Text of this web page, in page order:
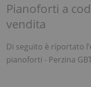
Pianoforti a
vendita
Di seguito è riportato
pianoforti - Perzina